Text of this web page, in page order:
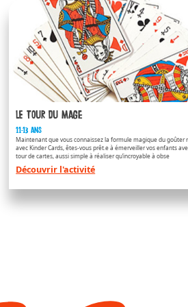
APPLAYDU &
/fr/fr/applaydu-friends
Le tour du mage
11-13 ans
Maintenant que vous connaissez la formule magique du goûter
avec Kinder Cards, êtes-vous prêt.e à émerveiller vos enfants
tour de cartes, aussi simple à réaliser qu’incroyable à obse
Découvrir l'activité